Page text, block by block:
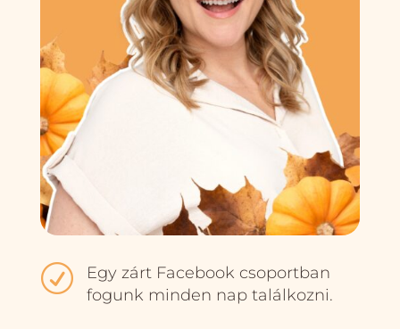
R
Egy zárt Facebook csoportban
fogunk minden nap találkozni.